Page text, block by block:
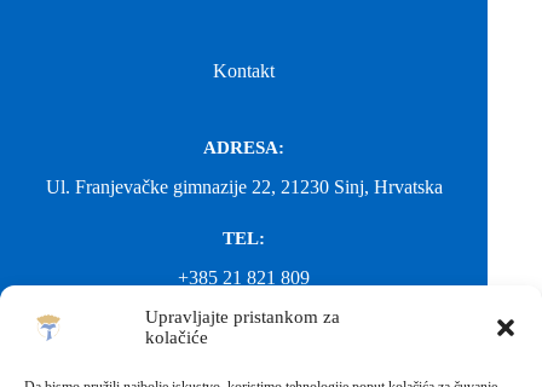
Upravljajte pristankom za
kolačiće
Kontakt
ADRESA:
Ul. Franjevačke gimnazije 22, 21230 Sinj, Hrvatska
TEL:
+385 21 821 809
EMAIL: